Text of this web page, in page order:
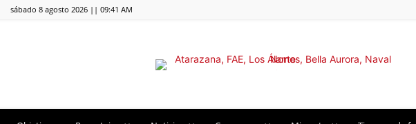
sábado 8 agosto 2026 || 09:41 AM